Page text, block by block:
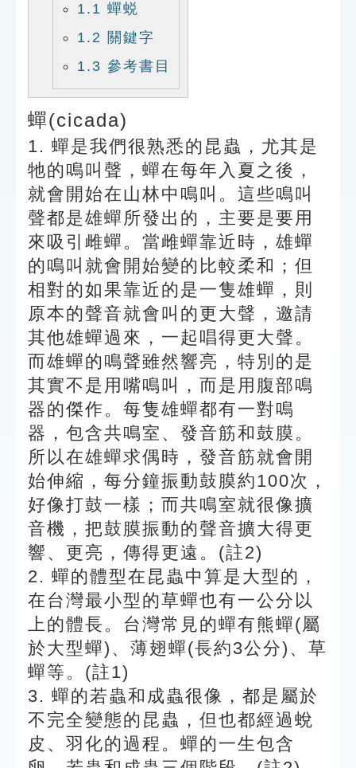
生命大百科索引
遊戲專區
教學應用
貓頭鷹博士
1.1 蟬蜕
1.2 關鍵字
1.3 參考書目
蟬(cicada)
1. 蟬是我們很熟悉的昆蟲，尤其是
牠的鳴叫聲，蟬在每年入夏之後，
就會開始在山林中鳴叫。這些鳴叫
聲都是雄蟬所發出的，主要是要用
來吸引雌蟬。當雌蟬靠近時，雄蟬
的鳴叫就會開始變的比較柔和；但
相對的如果靠近的是一隻雄蟬，則
原本的聲音就會叫的更大聲，邀請
其他雄蟬過來，一起唱得更大聲。
而雄蟬的鳴聲雖然響亮，特別的是
其實不是用嘴鳴叫，而是用腹部鳴
器的傑作。每隻雄蟬都有一對鳴
器，包含共鳴室、發音筋和鼓膜。
所以在雄蟬求偶時，發音筋就會開
始伸縮，每分鐘振動鼓膜約100次，
好像打鼓一樣；而共鳴室就很像擴
音機，把鼓膜振動的聲音擴大得更
響、更亮，傳得更遠。(註2)
2. 蟬的體型在昆蟲中算是大型的，
在台灣最小型的草蟬也有一公分以
上的體長。台灣常見的蟬有熊蟬(屬
於大型蟬)、薄翅蟬(長約3公分)、草
蟬等。(註1)
3. 蟬的若蟲和成蟲很像，都是屬於
不完全變態的昆蟲，但也都經過蛻
皮、羽化的過程。蟬的一生包含